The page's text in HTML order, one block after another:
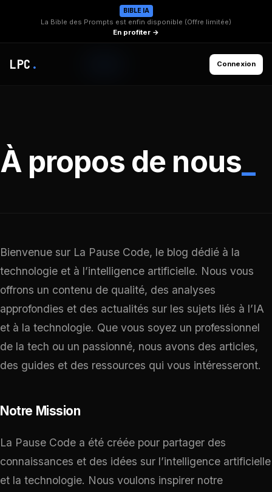
BIBLE IA
La Bible des Prompts est enfin disponible (Offre limitée)
En profiter →
LPC . Connexion
À propos de nous
Bienvenue sur La Pause Code, le blog dédié à la
technologie et à l’intelligence artificielle. Nous vous
offrons un contenu de qualité, des analyses
approfondies et des actualités sur les sujets liés à l’IA
et à la technologie. Que vous soyez un professionnel
de la tech ou un passionné, nous avons des articles,
des guides et des ressources qui vous intéresseront.
Notre Mission
La Pause Code a été créée pour partager des
connaissances et des idées sur l’intelligence artificielle
et la technologie. Nous voulons inspirer notre